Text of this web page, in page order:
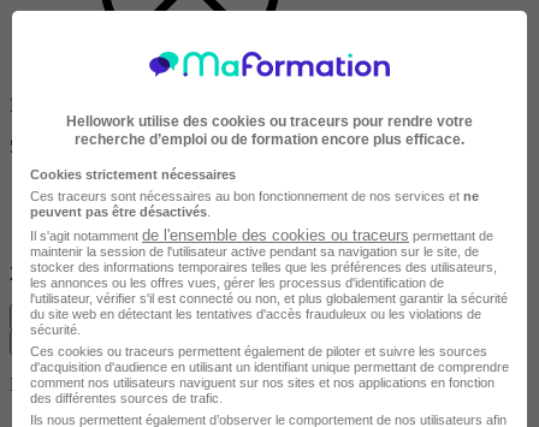
Dans un rayon de
50km
10km
200km
Effacer
Durée de la formation
Hellowork utilise des cookies ou traceurs pour rendre votre
recherche d’emploi ou de formation encore plus efficace.
Cookies strictement nécessaires
Ces traceurs sont nécessaires au bon fonctionnement de nos services et ne
peuvent pas être désactivés
Il s'agit notamment de l'ensemble des cookies ou traceurs permettant de
maintenir la session de l'utilisateur active pendant sa navigation sur le site, de
stocker des informations temporaires telles que les préférences des utilisateurs,
les annonces ou les offres vues, gérer les processus d'identification de
l'utilisateur, vérifier s'il est connecté ou non, et plus globalement garantir la sécurité
du site web en détectant les tentatives d'accès frauduleux ou les violations de
sécurité.
Ces cookies ou traceurs permettent également de piloter et suivre les sources
d'acquisition d'audience en utilisant un identifiant unique permettant de comprendre
comment nos utilisateurs naviguent sur nos sites et nos applications en fonction
des différentes sources de trafic.
Ils nous permettent également d’observer le comportement de nos utilisateurs afin